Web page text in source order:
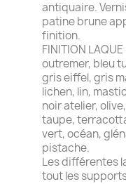
antiquaire.
patine brune
finition.
FINITION
outremer, bleu
gris eiffel, gris
lichen, lin,
noir atelier,
taupe,
vert, océan,
pistache.
Les différentes
tout les